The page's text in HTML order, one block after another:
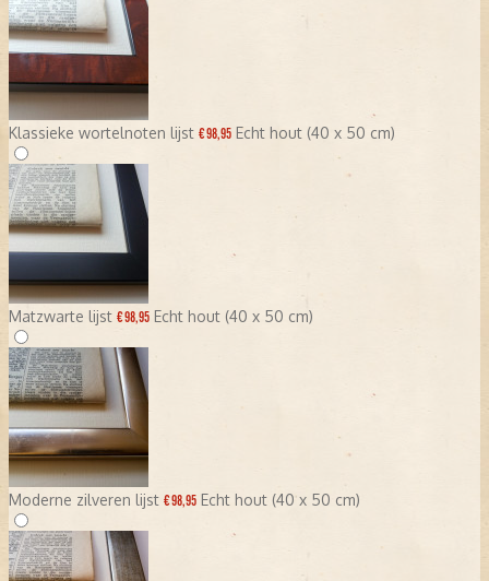
Klassieke wortelnoten lijst € 98,95 Echt hout (40 x 50 cm)
Matzwarte lijst € 98,95 Echt hout (40 x 50 cm)
Moderne zilveren lijst € 98,95 Echt hout (40 x 50 cm)